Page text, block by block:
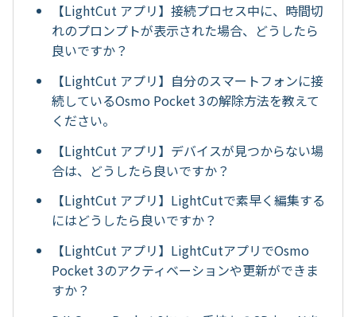
【LightCut アプリ】接続プロセス中に、時間切
れのプロンプトが表示された場合、どうしたら
良いですか？
【LightCut アプリ】自分のスマートフォンに接
続しているOsmo Pocket 3の解除方法を教えて
ください。
【LightCut アプリ】デバイスが見つからない場
合は、どうしたら良いですか？
【LightCut アプリ】LightCutで素早く編集する
にはどうしたら良いですか？
【LightCut アプリ】LightCutアプリでOsmo
Pocket 3のアクティベーションや更新ができま
すか？